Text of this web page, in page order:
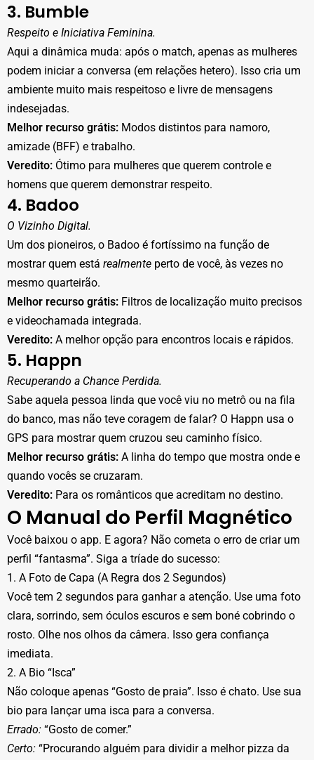
3. Bumble
Respeito e Iniciativa Feminina.
Aqui a dinâmica muda: após o match, apenas as mulheres
podem iniciar a conversa (em relações hetero). Isso cria um
ambiente muito mais respeitoso e livre de mensagens
indesejadas.
Melhor recurso grátis: Modos distintos para namoro,
amizade (BFF) e trabalho.
Veredito: Ótimo para mulheres que querem controle e
homens que querem demonstrar respeito.
4. Badoo
O Vizinho Digital.
Um dos pioneiros, o Badoo é fortíssimo na função de
mostrar quem está realmente perto de você, às vezes no
mesmo quarteirão.
Melhor recurso grátis: Filtros de localização muito precisos
e videochamada integrada.
Veredito: A melhor opção para encontros locais e rápidos.
5. Happn
Recuperando a Chance Perdida.
Sabe aquela pessoa linda que você viu no metrô ou na fila
do banco, mas não teve coragem de falar? O Happn usa o
GPS para mostrar quem cruzou seu caminho físico.
Melhor recurso grátis: A linha do tempo que mostra onde e
quando vocês se cruzaram.
Veredito: Para os românticos que acreditam no destino.
O Manual do Perfil Magnético
Você baixou o app. E agora? Não cometa o erro de criar um
perfil “fantasma”. Siga a tríade do sucesso:
1. A Foto de Capa (A Regra dos 2 Segundos)
Você tem 2 segundos para ganhar a atenção. Use uma foto
clara, sorrindo, sem óculos escuros e sem boné cobrindo o
rosto. Olhe nos olhos da câmera. Isso gera confiança
imediata.
2. A Bio “Isca”
Não coloque apenas “Gosto de praia”. Isso é chato. Use sua
bio para lançar uma isca para a conversa.
Errado: “Gosto de comer.”
Certo: “Procurando alguém para dividir a melhor pizza da